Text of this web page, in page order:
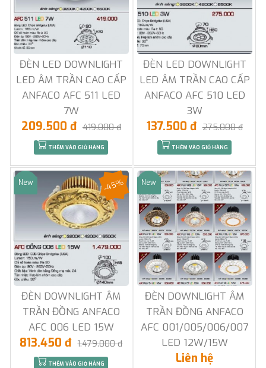
ĐÈN LED DOWNLIGHT
LED ÂM TRẦN CAO CẤP
ANFACO AFC 511 LED
7W
209.500 đ 419.000 đ
THÊM VÀO GIỎ HÀNG
ĐÈN LED DOWNLIGHT
LED ÂM TRẦN CAO CẤP
ANFACO AFC 510 LED
3W
137.500 đ 275.000 đ
THÊM VÀO GIỎ HÀNG
Sale
New
ĐÈN DOWNLIGHT ÂM
TRẦN ĐỒNG ANFACO
AFC 006 LED 15W
-45%
813.450 đ 1.479.000 đ
THÊM VÀO GIỎ HÀNG
Sale
New
ĐÈN DOWNLIGHT ÂM
TRẦN ĐỒNG ANFACO
AFC 001/005/006/007
LED 12W/15W
Liên hệ